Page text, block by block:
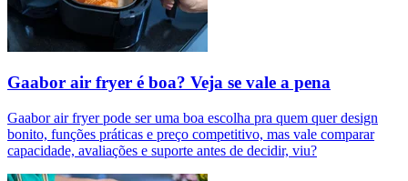
Gaabor air fryer é boa? Veja se vale a pena
Gaabor air fryer pode ser uma boa escolha pra quem quer design
bonito, funções práticas e preço competitivo, mas vale comparar
capacidade, avaliações e suporte antes de decidir, viu?